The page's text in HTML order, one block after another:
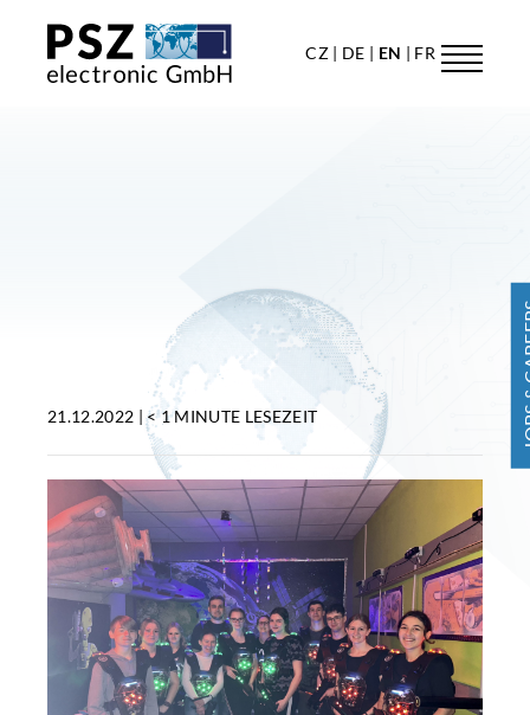
CZ DE EN FR
21.12.2022 |< 1 MINUTE LESEZEIT